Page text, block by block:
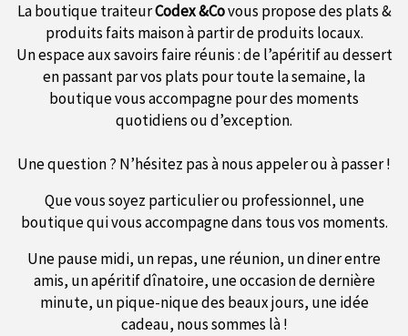
La boutique traiteurCodex &Covous propose des plats &
produits faits maison à partir de produits locaux.
Un espace aux savoirs faire réunis : de l’apéritif au dessert
en passant par vos plats pour toute la semaine, la
boutique vous accompagne pour des moments
quotidiens ou d’exception.
Une question ? N’hésitez pas à nous appeler ou à passer !
Que vous soyez particulier ou professionnel, une
boutique qui vous accompagne dans tous vos moments.
Une pause midi, un repas, une réunion, un diner entre
amis, un apéritif dînatoire, une occasion de dernière
minute, un pique-nique des beaux jours, une idée
cadeau, nous sommes là !